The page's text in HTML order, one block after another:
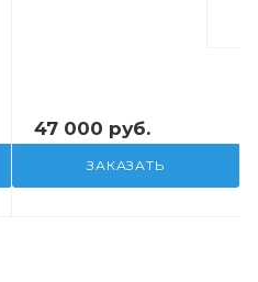
47 000 руб.
ЗАКАЗАТЬ